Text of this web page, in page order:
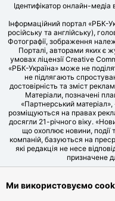
Ідентифікатор онлайн-медіа
Інформаційний портал «РБК-
російську та англійську),
Фотографії, зображення
Порталі, авторами яких є
умовах ліцензії Creative
«РБК-Україна» може не
не підлягають
достовірність та зміст
Матеріали, позначені
«Партнерський матеріал»,
розміщуються на правах
досягли 21-річного віку.
що охоплює новини, події
компаній, базуються на
які редакція не несе
призначене
© LLC
Ми використовуємо